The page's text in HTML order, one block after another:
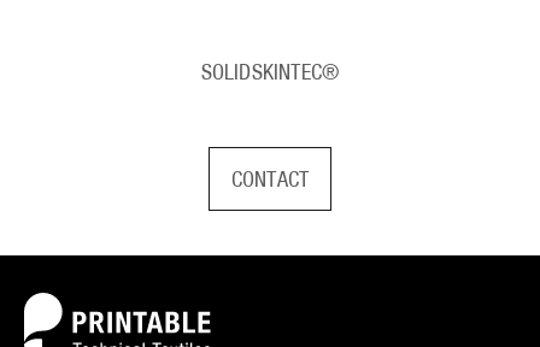
SOLIDSKINTEC®
CONTACT